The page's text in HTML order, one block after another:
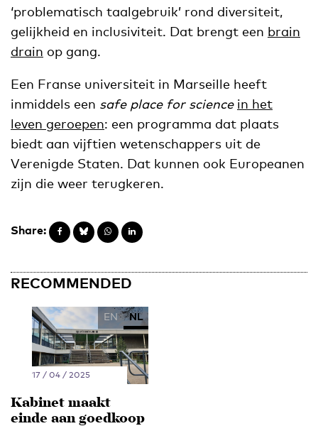
‘problematisch taalgebruik’ rond diversiteit,
gelijkheid en inclusiviteit. Dat brengt een brain
drain op gang.
Een Franse universiteit in Marseille heeft
inmiddels een safe place for science in het
leven geroepen: een programma dat plaats
biedt aan vijftien wetenschappers uit de
Verenigde Staten. Dat kunnen ook Europeanen
zijn die weer terugkeren.
Share:
RECOMMENDED
EN NL
17 / 04 / 2025
Kabinet maakt
einde aan goedkoop